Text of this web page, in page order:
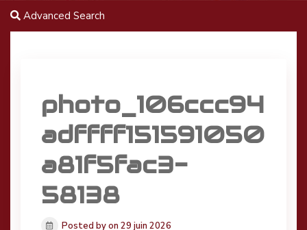
Advanced Search
photo_106ccc94
adffff151591050
a81f5fac3-
58138
Posted by on 29 juin 2026